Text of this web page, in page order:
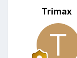
Trimax